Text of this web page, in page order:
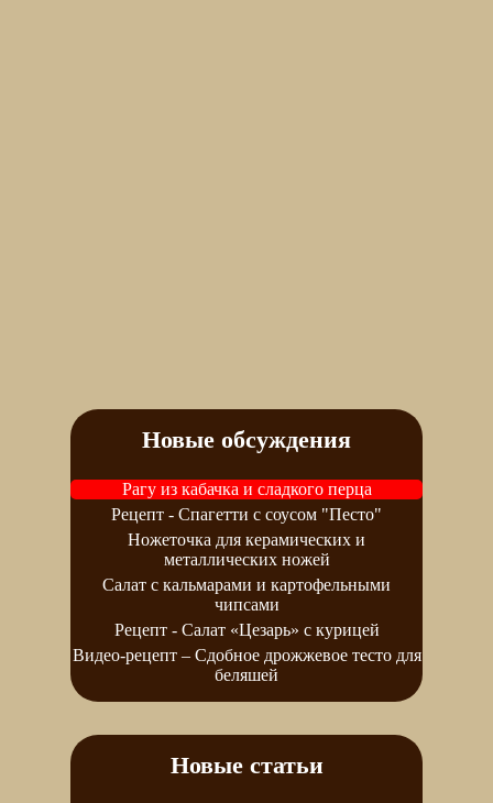
Новые обсуждения
Рагу из кабачка и сладкого перца
Рецепт - Спагетти с соусом "Песто"
Ножеточка для керамических и
металлических ножей
Салат с кальмарами и картофельными
чипсами
Рецепт - Салат «Цезарь» с курицей
Видео-рецепт – Сдобное дрожжевое тесто для
беляшей
Новые статьи